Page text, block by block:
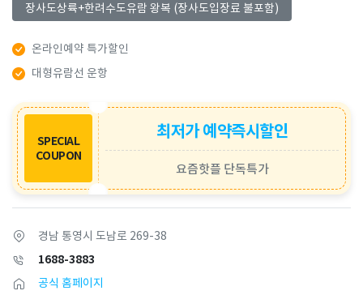
장사도상륙+한려수도유람 왕복 (장사도입장료 불포함)
온라인예약 특가할인
대형유람선 운항
SPECIAL
COUPON
최저가 예약즉시할인
요즘핫플 단독특가
경남 통영시 도남로 269-38
1688-3883
공식 홈페이지